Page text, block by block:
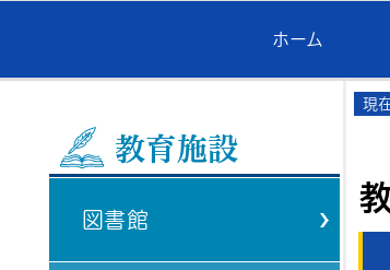
ホーム
教育施設
図書館
現